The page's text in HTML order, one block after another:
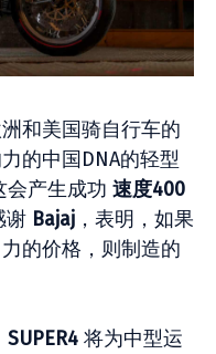
和美国骑自行车的
的中国DNA的轻型
会产生成功 速度400
谢 Bajaj ，表明，如果
的价格，则制造的
SUPER4 将为中型运